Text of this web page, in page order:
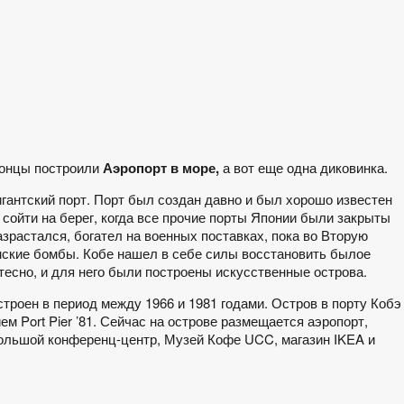
построилиАэропорт в море,а вот еще одна диковинка.
порт. Порт был создан давно и был хорошо известен
на берег, когда все прочие порты Японии были закрыты
богател на военных поставках, пока во Вторую
бомбы. Кобе нашел в себе силы восстановить былое
и для него были построены искусственные острова.
в период между 1966 и 1981 годами. Остров в порту Кобэ
Port Pier ’81. Сейчас на острове размещается аэропорт,
конференц-центр, Музей Кофе UCC, магазин IKEA и